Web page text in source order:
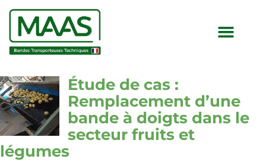
Étude de cas :
Remplacement d’une
bande à doigts dans le
secteur fruits et
légumes